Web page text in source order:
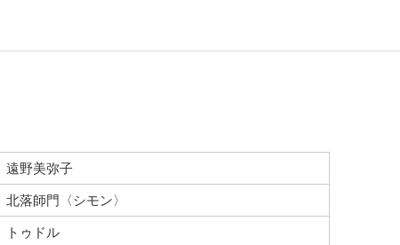
遠野美弥子
北落師門〈シモン〉
トゥドル